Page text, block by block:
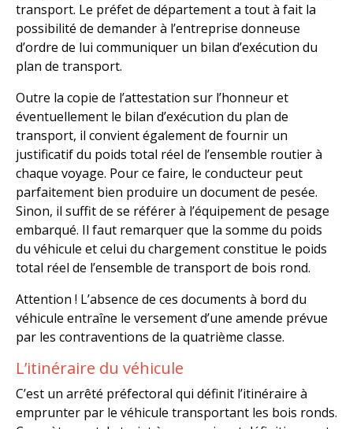
transport. Le préfet de département a tout à fait la
possibilité de demander à l’entreprise donneuse
d’ordre de lui communiquer un bilan d’exécution du
plan de transport.
Outre la copie de l’attestation sur l’honneur et
éventuellement le bilan d’exécution du plan de
transport, il convient également de fournir un
justificatif du poids total réel de l’ensemble routier à
chaque voyage. Pour ce faire, le conducteur peut
parfaitement bien produire un document de pesée.
Sinon, il suffit de se référer à l’équipement de pesage
embarqué. Il faut remarquer que la somme du poids
du véhicule et celui du chargement constitue le poids
total réel de l’ensemble de transport de bois rond.
Attention ! L’absence de ces documents à bord du
véhicule entraîne le versement d’une amende prévue
par les contraventions de la quatrième classe.
L’itinéraire du véhicule
C’est un arrêté préfectoral qui définit l’itinéraire à
emprunter par le véhicule transportant les bois ronds.